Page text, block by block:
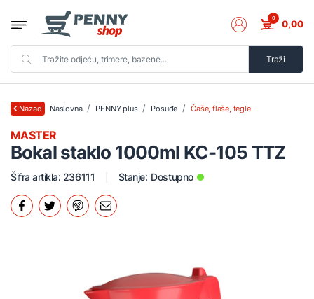
Traži
0 0,00
Nazad Naslovna PENNY plus Posuđe Čaše, flaše, tegle
Bokal staklo 1000ml KC-105 TTZ
MASTER
Šifra artikla: 236111 Stanje: Dostupno